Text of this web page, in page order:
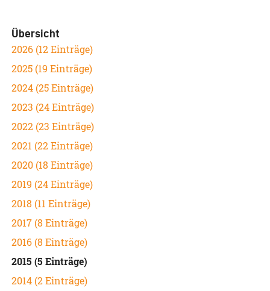
Übersicht
2026 (12 Einträge)
2025 (19 Einträge)
2024 (25 Einträge)
2023 (24 Einträge)
2022 (23 Einträge)
2021 (22 Einträge)
2020 (18 Einträge)
2019 (24 Einträge)
2018 (11 Einträge)
2017 (8 Einträge)
2016 (8 Einträge)
2015 (5 Einträge)
2014 (2 Einträge)